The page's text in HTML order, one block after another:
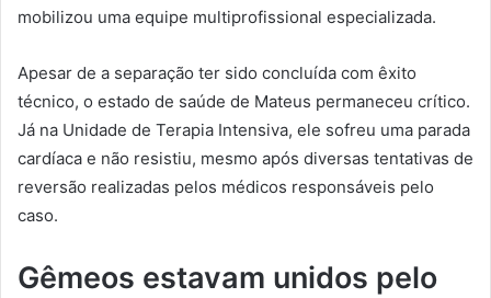
mobilizou uma equipe multiprofissional especializada.
Apesar de a separação ter sido concluída com êxito
técnico, o estado de saúde de Mateus permaneceu crítico.
Já na Unidade de Terapia Intensiva, ele sofreu uma parada
cardíaca e não resistiu, mesmo após diversas tentativas de
reversão realizadas pelos médicos responsáveis pelo
caso.
Gêmeos estavam unidos pelo